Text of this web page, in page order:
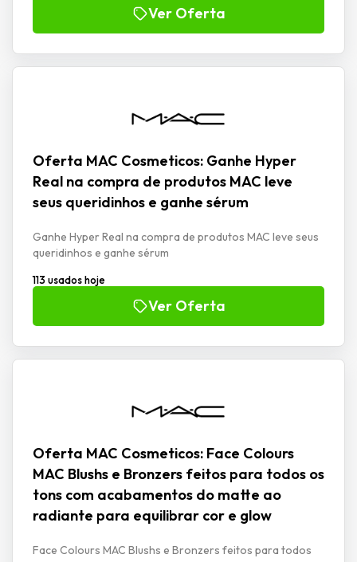
Ver Oferta
Oferta MAC Cosmeticos: Ganhe Hyper
Real na compra de produtos MAC leve
seus queridinhos e ganhe sérum
Ganhe Hyper Real na compra de produtos MAC leve seus
queridinhos e ganhe sérum
113 usados hoje
Ver Oferta
Oferta MAC Cosmeticos: Face Colours
MAC Blushs e Bronzers feitos para todos os
tons com acabamentos do matte ao
radiante para equilibrar cor e glow
Face Colours MAC Blushs e Bronzers feitos para todos